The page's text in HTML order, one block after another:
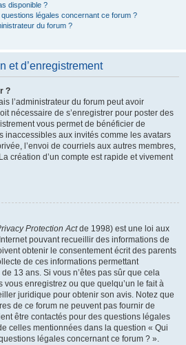
disponible ?
légales concernant ce forum ?
du forum ?
et d’enregistrement
?
l’administrateur du forum peut avoir
nécessaire de s’enregistrer pour poster des
vous permet de bénéficier de
inaccessibles aux invités comme les avatars
l’envoi de courriels aux autres membres,
création d’un compte est rapide et vivement
Protection Actde 1998) est une loi aux
pouvant recueillir des informations de
obtenir le consentement écrit des parents
de ces informations permettant
13 ans. Si vous n’êtes pas sûr que cela
vous enregistrez ou que quelqu’un le fait à
juridique pour obtenir son avis. Notez que
de ce forum ne peuvent pas fournir de
être contactés pour des questions légales
celles mentionnées dans la question « Qui
légales concernant ce forum ? ».